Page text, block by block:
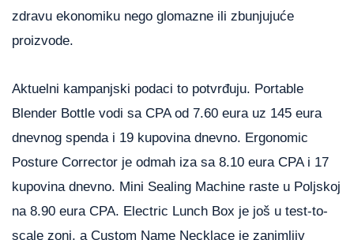
zdravu ekonomiku nego glomazne ili zbunjujuće
proizvode.
Aktuelni kampanjski podaci to potvrđuju. Portable
Blender Bottle vodi sa CPA od 7.60 eura uz 145 eura
dnevnog spenda i 19 kupovina dnevno. Ergonomic
Posture Corrector je odmah iza sa 8.10 eura CPA i 17
kupovina dnevno. Mini Sealing Machine raste u Poljskoj
na 8.90 eura CPA. Electric Lunch Box je još u test-to-
scale zoni, a Custom Name Necklace je zanimljiv